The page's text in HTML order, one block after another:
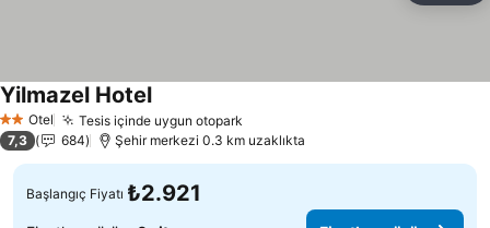
2 Yıldız
Otel Tesis içinde uygun otopark
Yilmazel HotelFiyatları görün
7,3 684 Şehir merkezi 0.3 km uzaklıkta
Başlangıç Fiyatı ₺2.921